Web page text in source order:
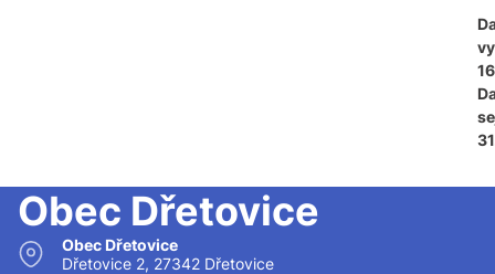
Obec Dřetovice
Obec Dřetovice
Dřetovice 2, 27342 Dřetovice